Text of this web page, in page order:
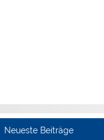
Neueste Beiträge